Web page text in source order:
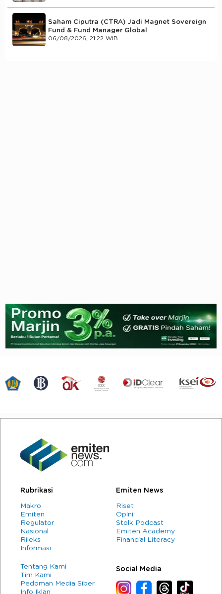
Saham Ciputra (CTRA) Jadi Magnet Sovereign
Fund & Fund Manager Global
06/08/2026, 21:22 WIB
Rubrikasi
Makro
Emiten
Regulator
Nasional
Rileks
Informasi
Emiten News
Riset
Opini
Stolk Podcast
Emiten Academy
Financial Literacy
Tentang Kami
Tim Kami
Pedoman Media Siber
Info Iklan
Social Media